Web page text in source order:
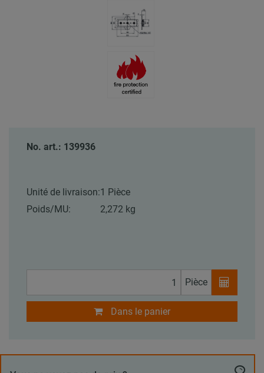
No. art.: 139936
Unité de livraison:1 Pièce
Poids/MU:
2,272 kg
Pièce
Dans le panier